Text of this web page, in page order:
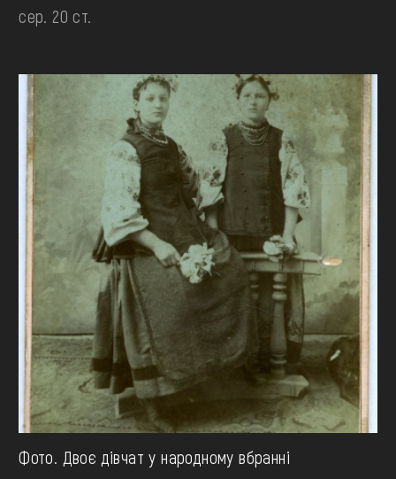
сер. 20 ст.
Фото. Двоє дівчат у народному вбранні